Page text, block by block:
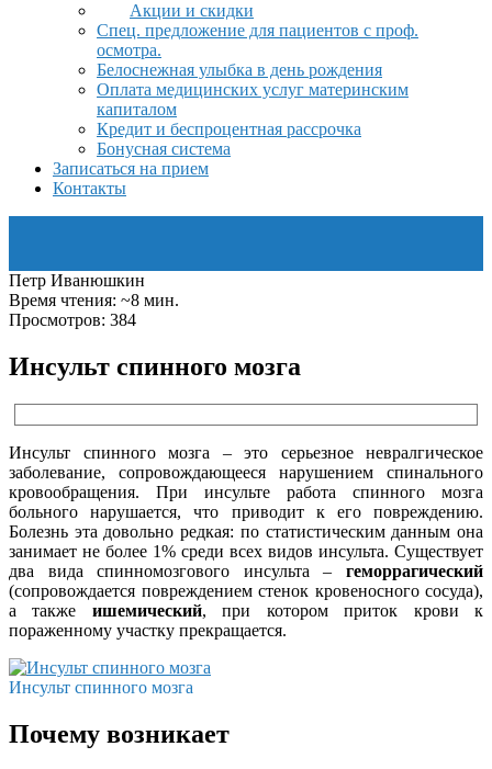
Акции и скидки
Спец. предложение для пациентов с проф.
осмотра.
Белоснежная улыбка в день рождения
Оплата медицинских услуг материнским
капиталом
Кредит и беспроцентная рассрочка
Бонусная система
Записаться на прием
Контакты
Петр Иванюшкин
Время чтения: ~8 мин.
Просмотров: 384
Инсульт спинного мозга
Инсульт спинного мозга – это серьезное невралгическое
заболевание, сопровождающееся нарушением спинального
кровообращения. При инсульте работа спинного мозга
больного нарушается, что приводит к его повреждению.
Болезнь эта довольно редкая: по статистическим данным она
занимает не более 1% среди всех видов инсульта. Существует
два вида спинномозгового инсульта – геморрагический
(сопровождается повреждением стенок кровеносного сосуда),
а также ишемический, при котором приток крови к
пораженному участку прекращается.
Инсульт спинного мозга
Почему возникает